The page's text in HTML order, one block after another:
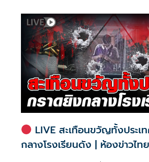
กรรมาธิการ มีการอ้างชื่อนายกรัฐมนตรี เข้าไ
ทุจริตสอบท้องถิ่น
LIVE สะเทือนขวัญทั้งประเ
กลางโรงเรียนดัง | ห้องข่าวไ